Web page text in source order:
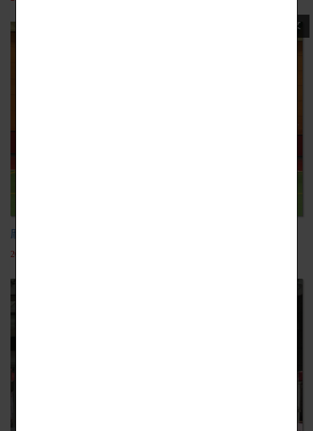
日文
麻生學園蒞校參訪
2018-09-25